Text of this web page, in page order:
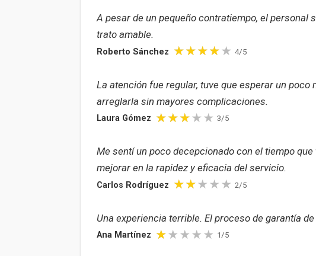
A pesar de un pequeño contratiempo, el
trato amable.
Roberto Sánchez 4/5
La atención fue regular, tuve que esperar un
arreglarla sin mayores complicaciones.
Laura Gómez 3/5
Me sentí un poco decepcionado con el tiempo
mejorar en la rapidez y eficacia del servicio.
Carlos Rodríguez 2/5
Una experiencia terrible. El proceso de garantía
Ana Martínez 1/5